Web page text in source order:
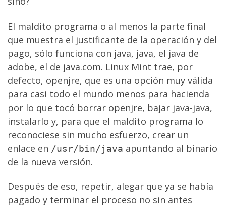
El maldito programa o al menos la parte final
que muestra el justificante de la operación y del
pago, sólo funciona con java, java, el java de
adobe, el de java.com. Linux Mint trae, por
defecto, openjre, que es una opción muy válida
para casi todo el mundo menos para hacienda
por lo que tocó borrar openjre, bajar java-java,
instalarlo y, para que el maldito programa lo
reconociese sin mucho esfuerzo, crear un
enlace en /usr/bin/java apuntando al binario
de la nueva versión.
Después de eso, repetir, alegar que ya se había
pagado y terminar el proceso no sin antes